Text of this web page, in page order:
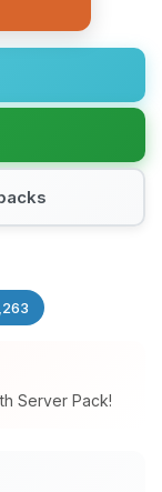
Server Pack!